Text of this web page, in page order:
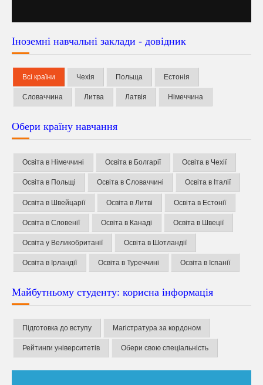
Іноземні навчальні заклади - довідник
Всі країни Чехія Польща Естонія
Словаччина Литва Латвія Німеччина
Обери країну навчання
Освіта в Німеччині Освіта в Болгарії Освіта в Чехії
Освіта в Польщі Освіта в Словаччині Освіта в Італії
Освіта в Швейцарії Освіта в Литві Освіта в Естонії
Освіта в Словенії Освіта в Канаді Освіта в Швеції
Освіта у Великобританії Освіта в Шотландії
Освіта в Ірландії Освіта в Туреччині Освіта в Іспанії
Майбутньому студенту: корисна інформація
Підготовка до вступу Магістратура за кордоном
Рейтинги університетів Обери свою спеціальність